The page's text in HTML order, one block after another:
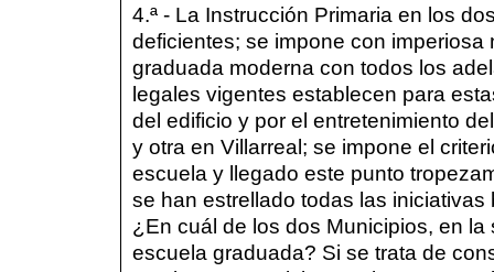
4.ª - La Instrucción Primaria en los
deficientes; se impone con
graduada moderna con todos los
legales vigentes establecen para
del edificio y por el entretenimiento
y otra en Villarreal; se impone el
escuela y llegado este punto
se han estrellado todas las
¿En cuál de los dos Municipios, en
escuela graduada? Si se trata de